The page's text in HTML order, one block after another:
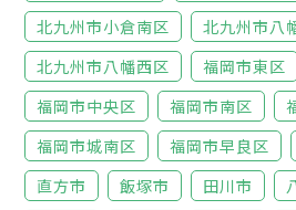
北九州市小倉南区
北九州市八
北九州市八幡西区
福岡市東区
福岡市中央区
福岡市南区
福岡市城南区
福岡市早良区
直方市
飯塚市 田川市